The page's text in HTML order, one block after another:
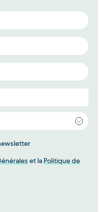
et la Politique de